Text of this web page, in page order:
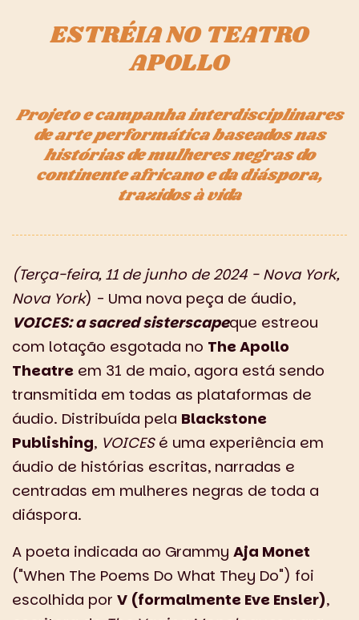
ESTRÉIA NO TEATRO
APOLLO
Projeto e campanha interdisciplinares
de arte performática baseados nas
histórias de mulheres negras do
continente africano e da diáspora,
trazidos à vida
(Terça-feira, 11 de junho de 2024 - Nova York,
Nova York) - Uma nova peça de áudio,
VOICES: a sacred sisterscapeque estreou
com lotação esgotada no The Apollo
Theatre em 31 de maio, agora está sendo
transmitida em todas as plataformas de
áudio. Distribuída pela Blackstone
Publishing, VOICESé uma experiência em
áudio de histórias escritas, narradas e
centradas em mulheres negras de toda a
diáspora.
A poeta indicada ao Grammy Aja Monet
("When The Poems Do What They Do") foi
escolhida por V (formalmente Eve Ensler),